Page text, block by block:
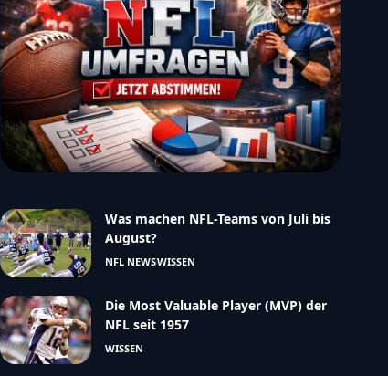
Was machen NFL-Teams von Juli bis
August?
NFL NEWSWISSEN
Die Most Valuable Player (MVP) der
NFL seit 1957
WISSEN